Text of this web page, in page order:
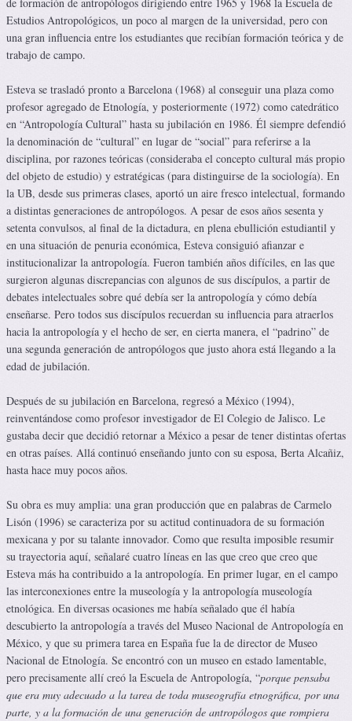
Estudios Antropológicos, un poco al margen de la universidad, pero con
una gran influencia entre los estudiantes que recibían formación teórica y de
trabajo de campo. ​
Esteva se trasladó pronto a Barcelona (1968) al conseguir una plaza como
profesor agregado de Etnología, y posteriormente (1972) como catedrático
en “Antropología Cultural” hasta su jubilación en 1986. Él siempre defendió
la denominación de “cultural” en lugar de “social” para referirse a la
disciplina, por razones teóricas (consideraba el concepto cultural más propio
del objeto de estudio) y estratégicas (para distinguirse de la sociología). En
la UB, desde sus primeras clases, aportó un aire fresco intelectual, formando
a distintas generaciones de antropólogos. A pesar de esos años sesenta y
setenta convulsos, al final de la dictadura, en plena ebullición estudiantil y
en una situación de penuria económica, Esteva consiguió afianzar e
institucionalizar la antropología. Fueron también años difíciles, en las que
surgieron algunas discrepancias con algunos de sus discípulos, a partir de
debates intelectuales sobre qué debía ser la antropología y cómo debía
enseñarse. Pero todos sus discípulos recuerdan su influencia para atraerlos
hacia la antropología y el hecho de ser, en cierta manera, el “padrino” de
una segunda generación de antropólogos que justo ahora está llegando a la
edad de jubilación.
Después de su jubilación en Barcelona, regresó a México (1994),
reinventándose como profesor investigador de El Colegio de Jalisco. Le
gustaba decir que decidió retornar a México a pesar de tener distintas ofertas
en otras países. Allá continuó enseñando junto con su esposa, Berta Alcañiz,
hasta hace muy pocos años.
Su obra es muy amplia: una gran producción que en palabras de Carmelo
Lisón (1996) se caracteriza por su actitud continuadora de su formación
mexicana y por su talante innovador. Como que resulta imposible resumir
su trayectoria aquí, señalaré cuatro líneas en las que creo que creo que
Esteva más ha contribuido a la antropología. En primer lugar, en el campo
las interconexiones entre la museología y la antropología museología
etnológica. En diversas ocasiones me había señalado que él había
descubierto la antropología a través del Museo Nacional de Antropología en
México, y que su primera tarea en España fue la de director de Museo
Nacional de Etnología. Se encontró con un museo en estado lamentable,
pero precisamente allí creó la Escuela de Antropología, “porque pensaba
que era muy adecuado a la tarea de toda museografía etnográfica, por una
parte, y a la formación de una generación de antropólogos que rompiera